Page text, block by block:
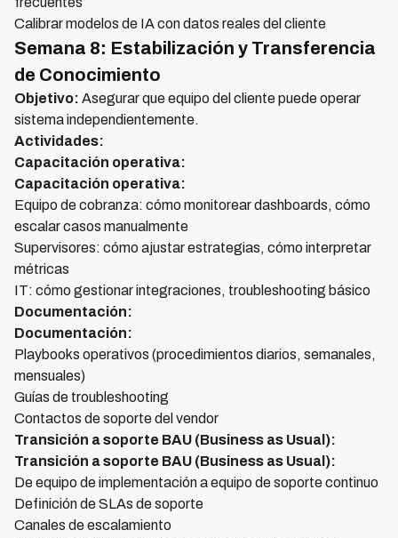
Calibrar modelos de IA con datos reales del cliente
Semana 8: Estabilización y Transferencia
de Conocimiento
Objetivo: Asegurar que equipo del cliente puede operar
sistema independientemente.
Actividades:
Capacitación operativa:
Capacitación operativa:
Equipo de cobranza: cómo monitorear dashboards, cómo
escalar casos manualmente
Supervisores: cómo ajustar estrategias, cómo interpretar
métricas
IT: cómo gestionar integraciones, troubleshooting básico
Documentación:
Documentación:
Playbooks operativos (procedimientos diarios, semanales,
mensuales)
Guías de troubleshooting
Contactos de soporte del vendor
Transición a soporte BAU (Business as Usual):
Transición a soporte BAU (Business as Usual):
De equipo de implementación a equipo de soporte continuo
Definición de SLAs de soporte
Canales de escalamiento